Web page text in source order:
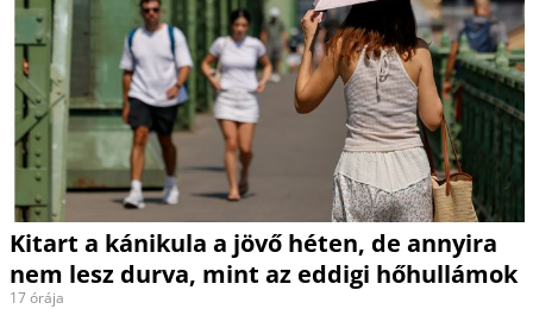
Kitart a kánikula a jövő héten, de annyira
nem lesz durva, mint az eddigi hőhullámok
17 órája